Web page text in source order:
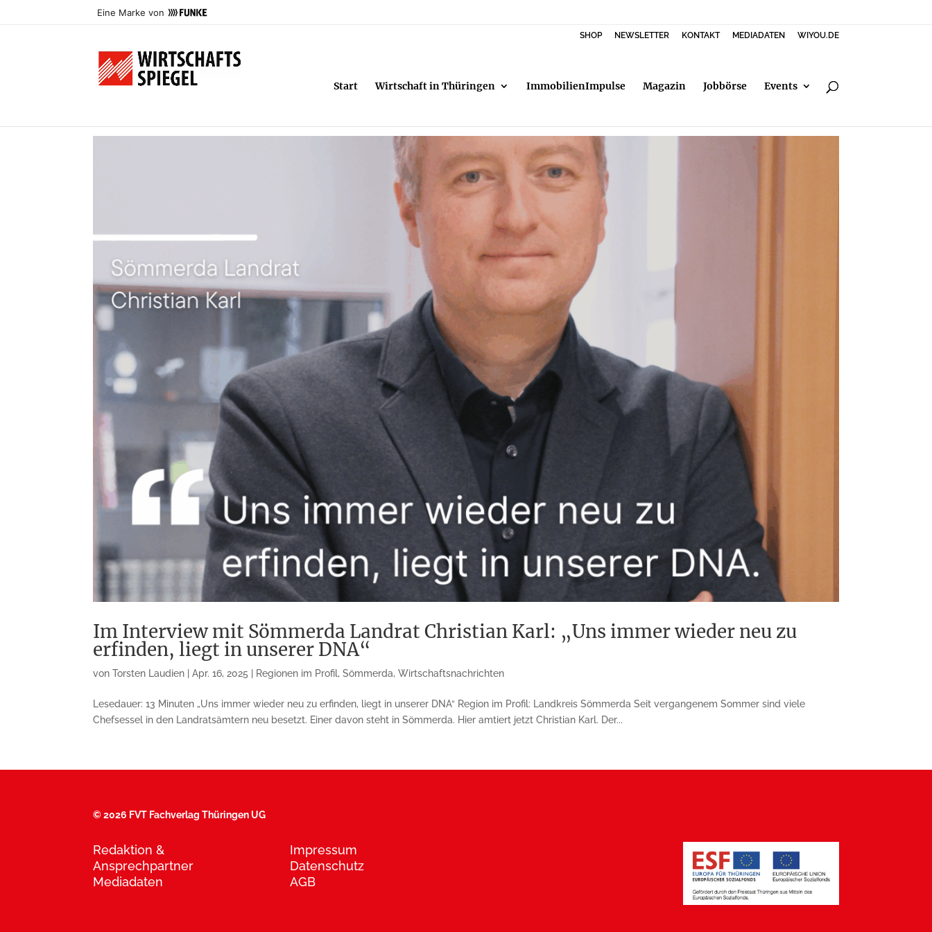
Eine Marke von
SHOP NEWSLETTER KONTAKT MEDIADATEN WIYOU.DE
Start Wirtschaft in Thüringen ImmobilienImpulse Magazin Jobbörse Events
Im Interview mit Sömmerda Landrat Christian Karl: „Uns immer wieder neu zu
erfinden, liegt in unserer DNA“
vonTorsten Laudien |Apr. 16, 2025 Regionen im Profil,Sömmerda,Wirtschaftsnachrichten
Lesedauer: 13 Minuten „Uns immer wieder neu zu erfinden, liegt in unserer DNA“ Region im Profil: Landkreis Sömmerda Seit vergangenem Sommer sind viele
Chefsessel in den Landratsämtern neu besetzt. Einer davon steht in Sömmerda. Hier amtiert jetzt Christian Karl. Der...
©2026 FVT Fachverlag Thüringen UG
Redaktion &
Ansprechpartner
Mediadaten
Impressum
Datenschutz
AGB